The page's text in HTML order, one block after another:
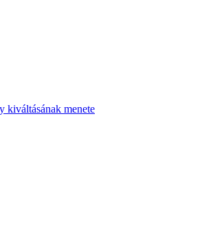
kiváltásának menete